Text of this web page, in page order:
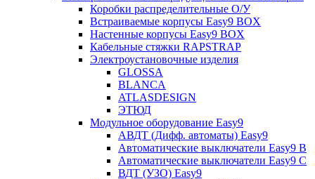
Коробки распределительные О/У
Встраиваемые корпусы Easy9 BOX
Настенные корпусы Easy9 BOX
Кабельные стяжки RAPSTRAP
Электроустановочные изделия
GLOSSA
BLANCA
ATLASDESIGN
ЭТЮД
Модульное оборудование Easy9
АВДТ (Дифф. автоматы) Easy9
Автоматические выключатели Easy9 В
Автоматические выключатели Easy9 С
ВДТ (УЗО) Easy9